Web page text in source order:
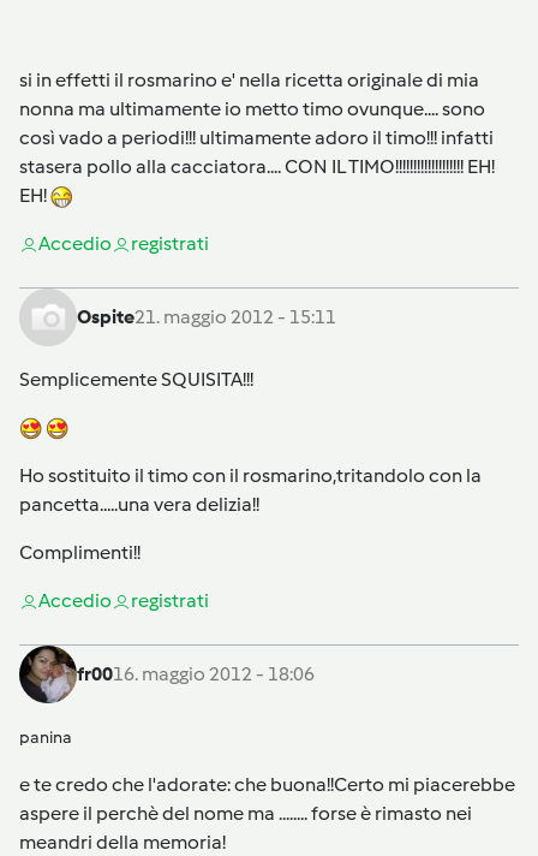
si in effetti il rosmarino e' nella ricetta originale di mia
nonna ma ultimamente io metto timo ovunque.... sono
così vado a periodi!!! ultimamente adoro il timo!!! infatti
stasera pollo alla cacciatora.... CON IL TIMO!!!!!!!!!!!!!!!!!!! EH!
EH!
Accedio registrati
Ospite21. maggio 2012 - 15:11
Semplicemente SQUISITA!!!
Ho sostituito il timo con il rosmarino,tritandolo con la
pancetta.....una vera delizia!!
Complimenti!!
Accedio registrati
fr0016. maggio 2012 - 18:06
panina
e te credo che l'adorate: che buona!!Certo mi piacerebbe
aspere il perchè del nome ma ........ forse è rimasto nei
meandri della memoria!